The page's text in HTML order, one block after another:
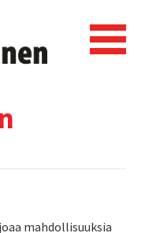
mahdollisuuksia